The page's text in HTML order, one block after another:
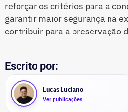
reforçar os critérios para a
garantir maior segurança na
contribuir para a preservação
Escrito por:
Lucas Luciano
Ver publicações